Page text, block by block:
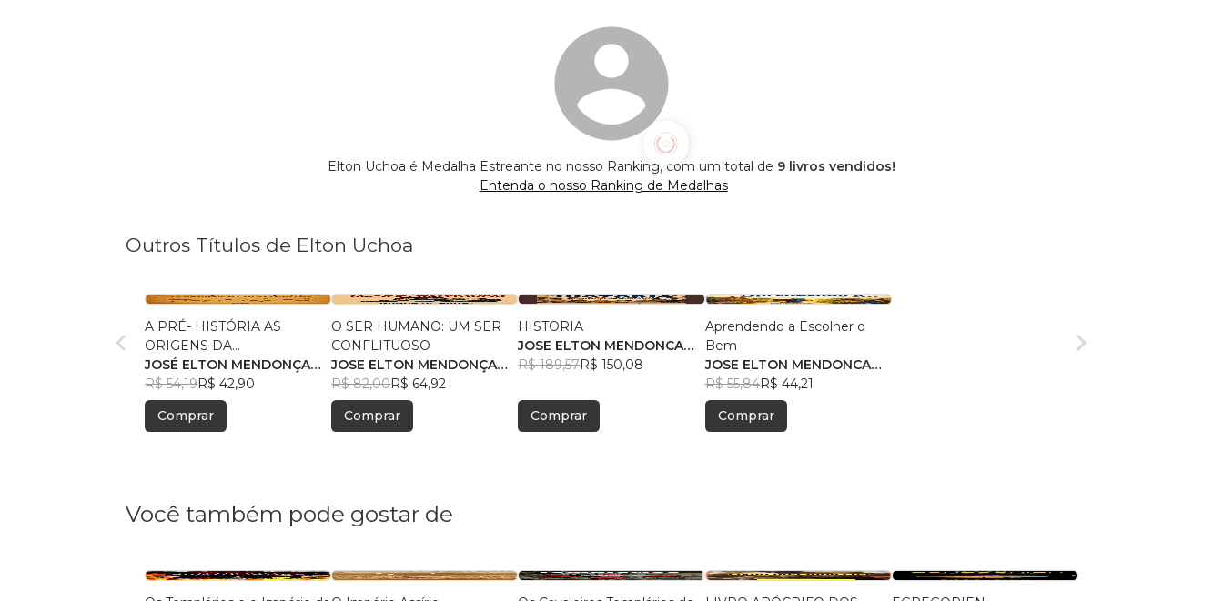
Elton Uchoa é Medalha Estreante no nosso Ranking, com um total de 9 livros vendidos!
Entenda o nosso Ranking de Medalhas
Outros Títulos de Elton Uchoa
A PRÉ- HISTÓRIA AS
ORIGENS DA
HUMANIDADE E DA
CIVILIZAÇÃO
JOSÉ ELTON MENDONÇA
UCHÔA
R$ 54,19R$ 42,90
Comprar
O SER HUMANO: UM SER
CONFLITUOSO
JOSE ELTON MENDONÇA
UCHOA
R$ 82,00R$ 64,92
Comprar
HISTORIA
JOSE ELTON MENDONCA
UCHOA
R$ 189,57R$ 150,08
Comprar
Aprendendo a Escolher o
Bem
JOSE ELTON MENDONCA
UCHOA
R$ 55,84R$ 44,21
Comprar
Você também pode gostar de